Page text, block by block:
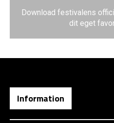
Download festivalens
dit eget
Information